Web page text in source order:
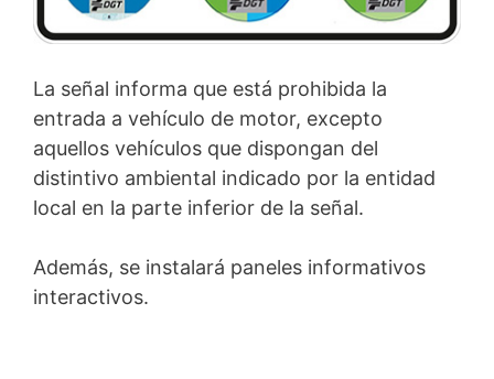
La señal informa que está prohibida la
entrada a vehículo de motor, excepto
aquellos vehículos que dispongan del
distintivo ambiental indicado por la entidad
local en la parte inferior de la señal.
Además, se instalará paneles informativos
interactivos.